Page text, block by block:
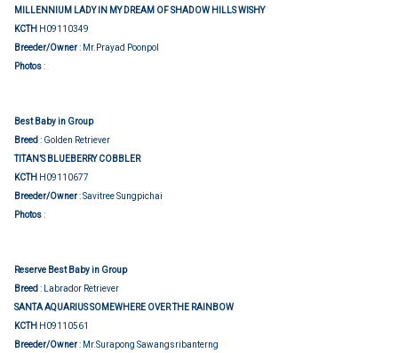
MILLENNIUM LADY IN MY DREAM OF SHADOW HILLS WISHY
KCTH H09110349
Breeder/Owner: Mr.Prayad Poonpol
Photos:
Best Baby in Group
Breed : Golden Retriever
TITAN’S BLUEBERRY COBBLER
KCTH H09110677
Breeder/Owner: Savitree Sungpichai
Photos:
Reserve Best Baby in Group
Breed : Labrador Retriever
SANTA AQUARIUS SOMEWHERE OVER THE RAINBOW
KCTH H09110561
Breeder/Owner: Mr.Surapong Sawangsribanterng